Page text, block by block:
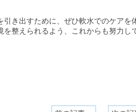
引き出すために、ぜひ軟水でのケアを
を整えられるよう、これからも努力し